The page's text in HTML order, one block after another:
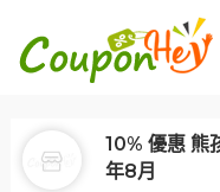
10% 優惠 熊
年8月